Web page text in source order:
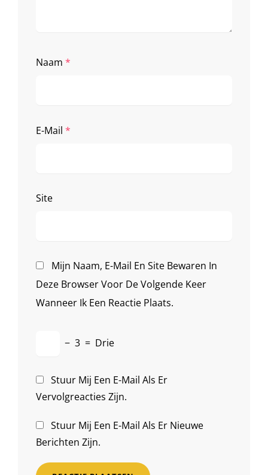
Naam *
E-Mail *
Site
Mijn Naam, E-Mail En Site Bewaren In
Deze Browser Voor De Volgende Keer
Wanneer Ik Een Reactie Plaats.
− 3 = Drie
Stuur Mij Een E-Mail Als Er
Vervolgreacties Zijn.
Stuur Mij Een E-Mail Als Er Nieuwe
Berichten Zijn.